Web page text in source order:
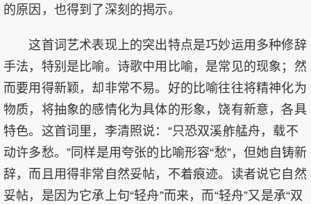
的原因，也得到了深刻的揭示。
这首词艺术表现上的突出特点是巧妙运用多种修辞
手法，特别是比喻。诗歌中用比喻，是常见的现象；然
而要用得新颖，却非常不易。好的比喻往往将精神化为
物质，将抽象的感情化为具体的形象，饶有新意，各具
特色。这首词里，李清照说：“只恐双溪舴艋舟，载不
动许多愁。”同样是用夸张的比喻形容“愁”，但她自铸新
辞，而且用得非常自然妥帖，不着痕迹。读者说它自然
妥帖，是因为它承上句“轻舟”而来，而“轻舟”又是承“双